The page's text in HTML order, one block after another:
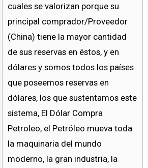
cuales se valorizan porque su
principal comprador/Proveedor
(China) tiene la mayor cantidad
de sus reservas en éstos, y en
dólares y somos todos los países
que poseemos reservas en
dólares, los que sustentamos este
sistema, El Dólar Compra
Petroleo, el Petróleo mueva toda
la maquinaria del mundo
moderno, la gran industria, la